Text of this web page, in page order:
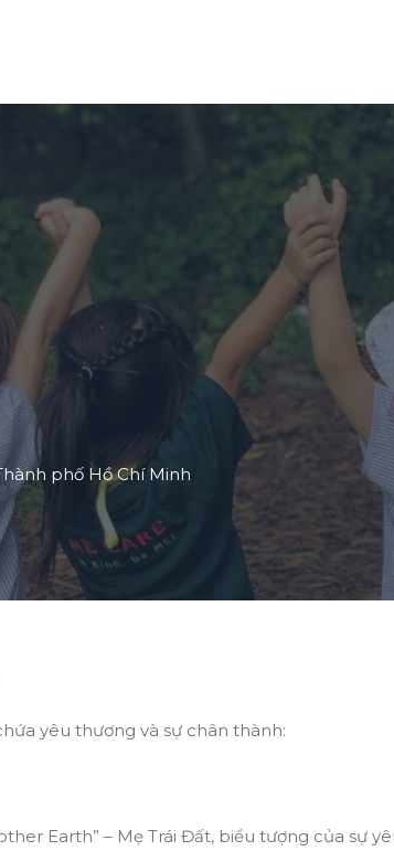
phố Hồ Chí Minh
yêu thương và sự chân thành:
Earth” – Mẹ Trái Đất, biểu tượng của sự